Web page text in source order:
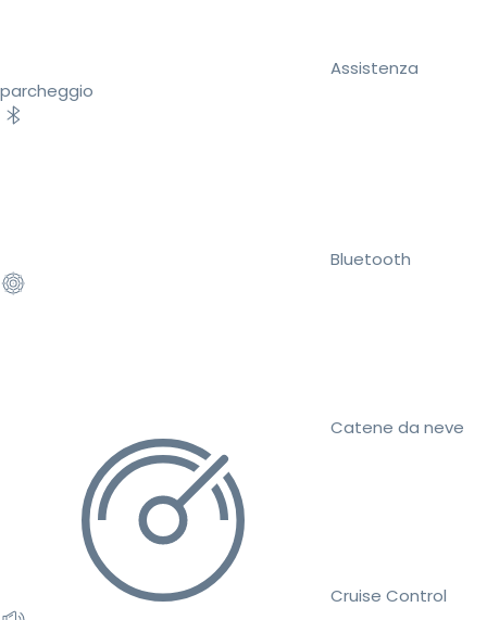
Assistenza
parcheggio
Bluetooth
Catene da neve
Cruise Control